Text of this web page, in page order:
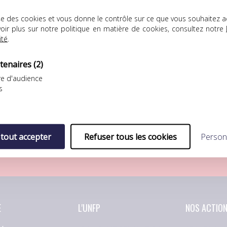
des cookies et vous donne le contrôle sur ce que vous souhaitez
plus sur notre politique en matière de cookies, consultez notre
(2)
d'audience
accepter Refuser tous les cookies
de solidarité
ANNIVERSAIRE À
aujourd’hui
Septième match de
préparation pour…
L'UNFP NOS